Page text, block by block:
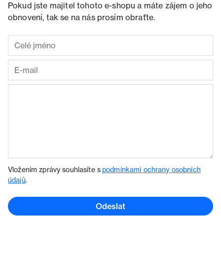
Pokud jste majitel tohoto e-shopu a máte zájem o jeho
obnovení, tak se na nás prosím obraťte.
Vložením zprávy souhlasíte spodmínkami ochrany osobních
údajů.
Odeslat